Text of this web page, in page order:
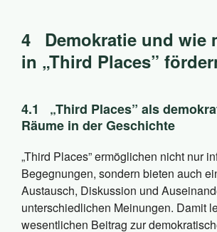
4
Demokratie und wie
in „Third Places”
4.1
„Third Places” als
Räume in der Geschichte
„Third Places” ermöglichen nicht nur
Begegnungen, sondern bieten auch
Austausch, Diskussion und
unterschiedlichen Meinungen. Damit
wesentlichen Beitrag zur